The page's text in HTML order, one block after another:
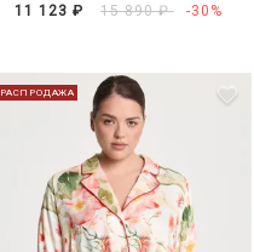
11 123 ₽ 15 890 ₽ -30%
РАСПРОДАЖА